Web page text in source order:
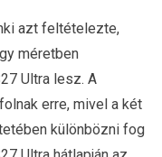
azt feltételezte,
méretben
Ultra lesz. A
erre, mivel a két
különbözni fog